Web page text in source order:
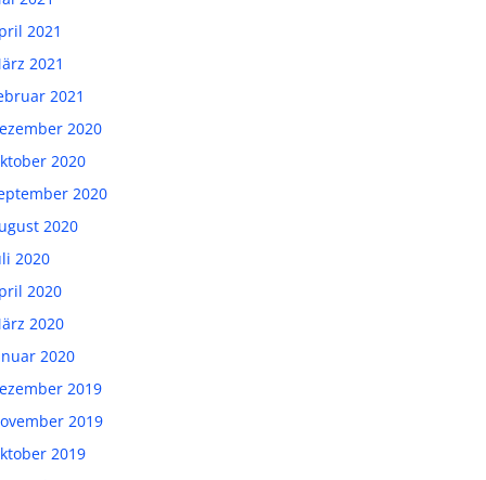
2021
2021
2021
2020
2020
2020
2020
2020
2020
2020
2020
2019
2019
2019